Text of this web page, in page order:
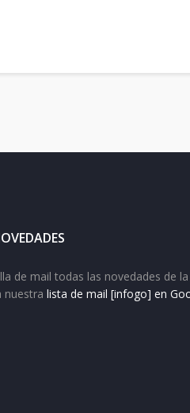
de mail todas las novedades de
nuestra lista de mail [infogo] en